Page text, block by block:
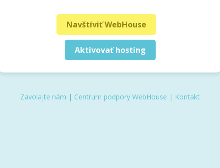
Navštíviť WebHouse
Aktivovať hosting
Zavolajte nám | Centrum podpory WebHouse | Kontakt